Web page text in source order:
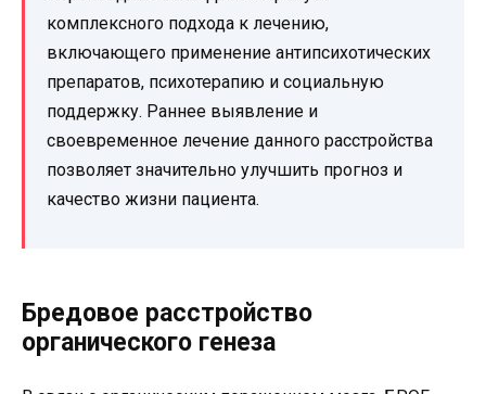
комплексного подхода к лечению,
включающего применение антипсихотических
препаратов, психотерапию и социальную
поддержку. Раннее выявление и
своевременное лечение данного расстройства
позволяет значительно улучшить прогноз и
качество жизни пациента.
Бредовое расстройство
органического генеза